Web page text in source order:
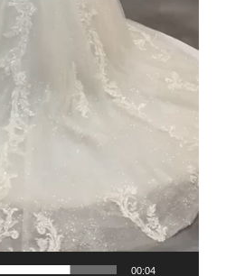
00:04